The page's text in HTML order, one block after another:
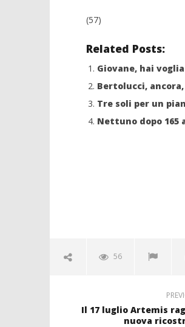
(57)
Related Posts:
Giovane, hai
Bertolucci,
Tre soli per un
Nettuno dopo 165
56
Il 17 luglio Artemis
nuova